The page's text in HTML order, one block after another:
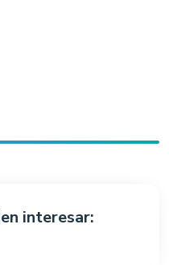
interesar: